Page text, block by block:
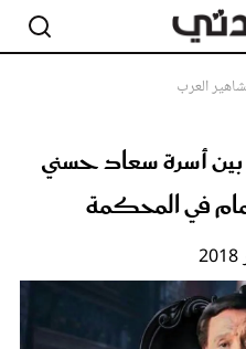
العرب
بين أسرة سعاد حسني
في المحكمة